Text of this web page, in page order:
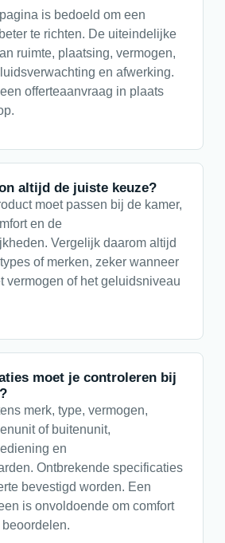
is bedoeld om een
te richten. De uiteindelijke
ruimte, plaatsing, vermogen,
en afwerking.
offerteaanvraag in plaats
altijd de juiste keuze?
moet passen bij de kamer,
en de
Vergelijk daarom altijd
of merken, zeker wanneer
vermogen of het geluidsniveau
moet je controleren bij
merk, type, vermogen,
of buitenunit,
en
Ontbrekende specificaties
bevestigd worden. Een
is onvoldoende om comfort